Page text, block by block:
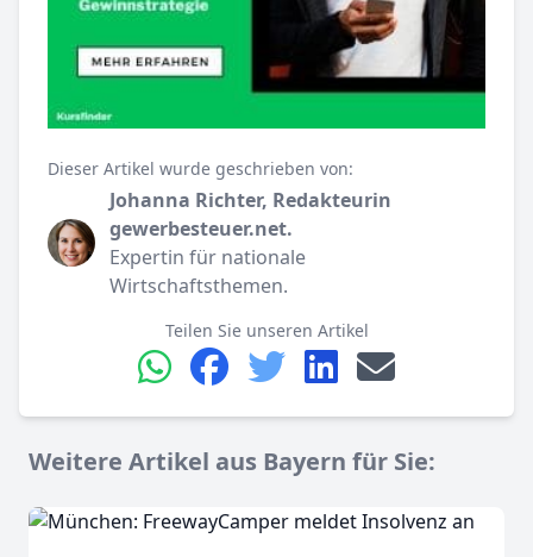
Dieser Artikel wurde geschrieben von:
Johanna Richter, Redakteurin
gewerbesteuer.net.
Expertin für nationale
Wirtschaftsthemen.
Teilen Sie unseren Artikel
Weitere Artikel aus Bayern für Sie: